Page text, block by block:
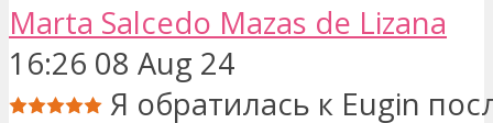
Marta Salcedo Mazas de Lizana
16:26 08 Aug 24
Я обратилась к Eugin